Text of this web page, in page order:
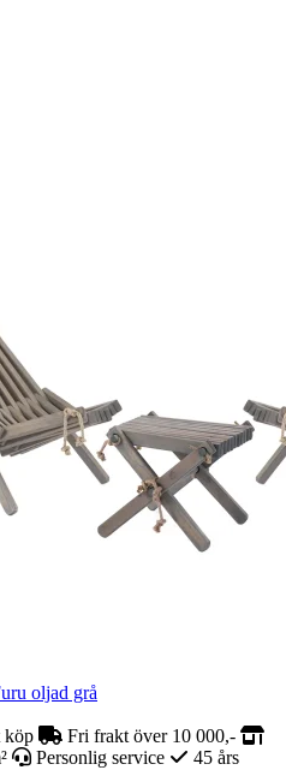
oljad grå
köp
Fri frakt över 10 000,-
Personlig service
45 års